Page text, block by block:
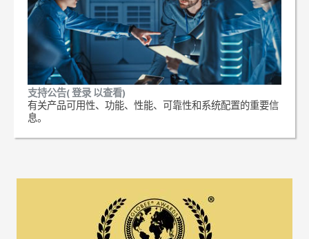
支持公告( 登录 以查看)
有关产品可用性、功能、性能、可靠性和系统配置的重要信
息。